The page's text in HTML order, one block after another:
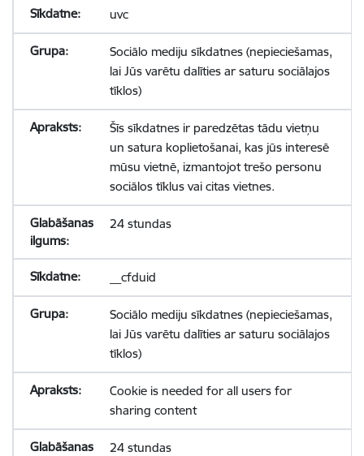
uvc
Sociālo mediju sīkdatnes (nepieciešamas,
lai Jūs varētu dalīties ar saturu sociālajos
tīklos)
Šīs sīkdatnes ir paredzētas tādu vietņu
un satura koplietošanai, kas jūs interesē
mūsu vietnē, izmantojot trešo personu
sociālos tīklus vai citas vietnes.
24 stundas
__cfduid
Sociālo mediju sīkdatnes (nepieciešamas,
lai Jūs varētu dalīties ar saturu sociālajos
tīklos)
Cookie is needed for all users for
sharing content
24 stundas